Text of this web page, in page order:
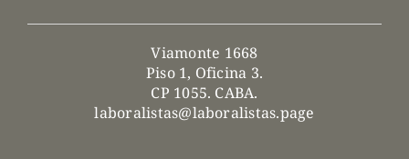
Viamonte 1668
Piso 1, Oficina 3.
CP 1055. CABA.
laboralistas@laboralistas.page